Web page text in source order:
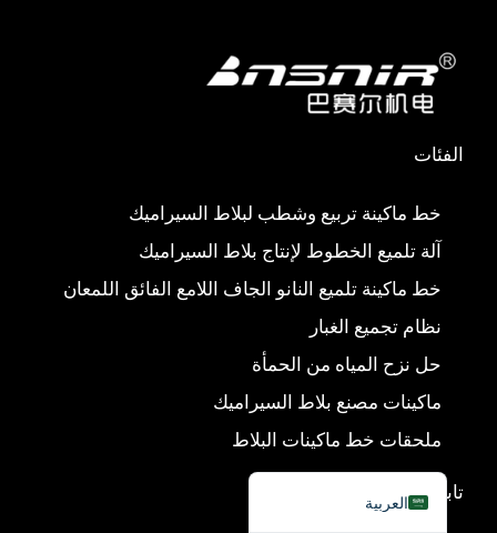
ك ب ب
الفئات
خط ماكينة تربيع وشطب لبلاط السيراميك
آلة تلميع الخطوط لإنتاج بلاط السيراميك
خط ماكينة تلميع النانو الجاف اللامع الفائق اللمعان
نظام تجميع الغبار
حل نزح المياه من الحمأة
ماكينات مصنع بلاط السيراميك
ملحقات خط ماكينات البلاط
تابعنا العربية
Français
Bahasa Indonesia
Português do Brasil
Español
Русский
Italiano
Polski
简体中文
Türkçe